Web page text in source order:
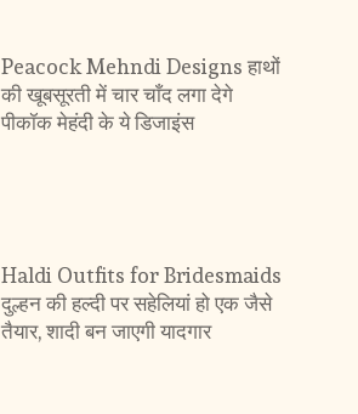
Peacock Mehndi Designs हाथों
की खूबसूरती में चार चाँद लगा देगे
पीकॉक मेहंदी के ये डिजाइंस
Haldi Outfits for Bridesmaids
दुल्हन की हल्दी पर सहेलियां हो एक जैसे
तैयार, शादी बन जाएगी यादगार